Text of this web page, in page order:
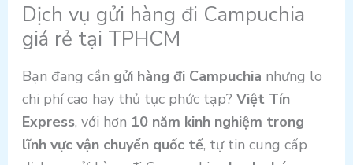
Dịch vụ gửi hàng đi Campuchia
giá rẻ tại TPHCM
Bạn đang cần gửi hàng đi Campuchia nhưng lo
chi phí cao hay thủ tục phức tạp? Việt Tín
Express, với hơn 10 năm kinh nghiệm trong
lĩnh vực vận chuyển quốc tế, tự tin cung cấp